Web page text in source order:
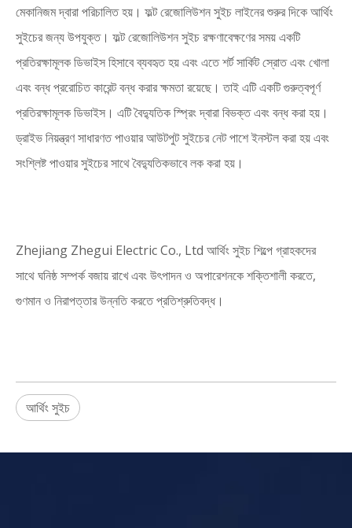
মেকানিজম দ্বারা পরিচালিত হয়। ফল্ট রেজোলিউশন সুইচ লাইনের শুরুর দিকে আর্থিং
সুইচের জন্য উপযুক্ত। ফল্ট রেজোলিউশন সুইচ রক্ষণাবেক্ষণের সময় একটি
প্রতিরক্ষামূলক ডিভাইস হিসাবে ব্যবহৃত হয় এবং এতে শর্ট সার্কিট স্রোত এবং খোলা
এবং বন্ধ প্ররোচিত কারেন্ট বন্ধ করার ক্ষমতা রয়েছে। তাই এটি একটি গুরুত্বপূর্ণ
প্রতিরক্ষামূলক ডিভাইস। এটি বৈদ্যুতিক স্প্রিং দ্বারা বিভক্ত এবং বন্ধ করা হয়।
ড্রাইভ নিয়ন্ত্রণ সাধারণত পাওয়ার আউটপুট সুইচের নেট পাশে ইনস্টল করা হয় এবং
সংশ্লিষ্ট পাওয়ার সুইচের সাথে বৈদ্যুতিকভাবে লক করা হয়।
Zhejiang Zhegui Electric Co., Ltd আর্থিং সুইচ শিল্পে গ্রাহকদের
সাথে ঘনিষ্ঠ সম্পর্ক বজায় রাখে এবং উৎপাদন ও অপারেশনকে শক্তিশালী করতে,
গুণমান ও নিরাপত্তার উন্নতি করতে প্রতিশ্রুতিবদ্ধ।
আর্থিং সুইচ